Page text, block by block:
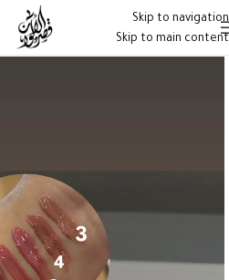
Skip to navigation
Skip to main content